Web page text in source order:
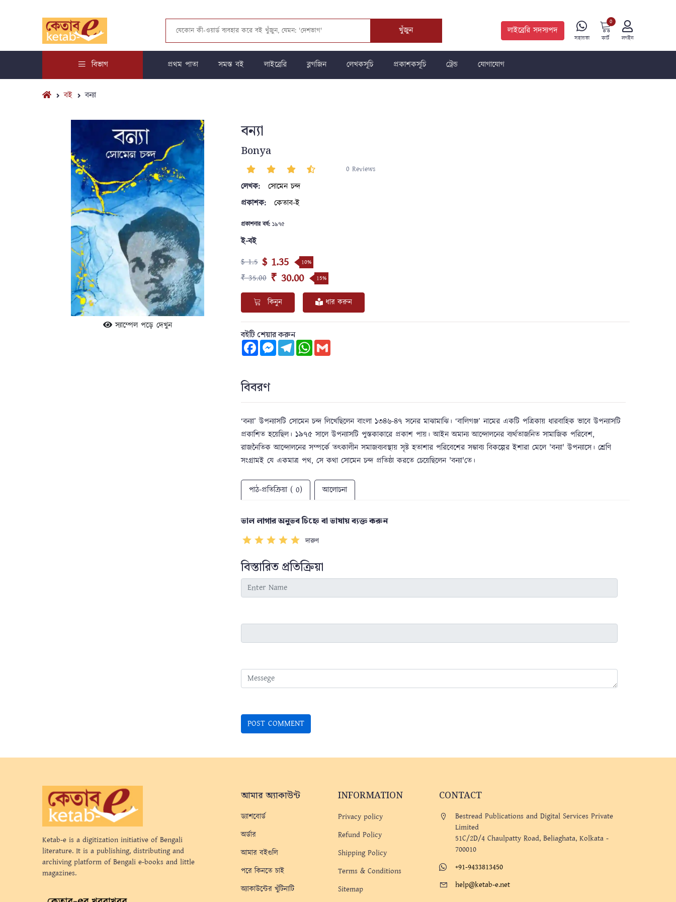
খুঁজুন লাইব্রেরি সদস্যপদ
সহায়তা কার্ট
0
লগইন
বিভাগ প্রথম পাতা সমস্ত বই লাইব্রেরি ব্লগজিন লেখকসূচি প্রকাশকসূচি ট্রেন্ড যোগাযোগ
বই বন্যা
স্যাম্পেল পড়ে দেখুন
বন্যা
Bonya
0 Reviews
লেখক:
সোমেন চন্দ
প্রকাশক:
কেতাব-ই
প্রকাশনার বর্ষ:১৯৭৫
ই-বই
$ 1.5 $ 1.35 10%
₹ 35.00 ₹ 30.00 15%
কিনুন ধার করুন
বইটি শেয়ার করুন
FacebookMessenger
TelegramWhatsApp
Gmail
বিবরণ
‘বন্যা’ উপন্যাসটি সোমেন চন্দ লিখেছিলেন বাংলা ১৩৪৬-৪৭ সনের মাঝামাঝি। ‘বালিগঞ্জ’ নামের একটি পত্রিকায় ধারবাহিক ভাবে উপন্যাসটি
প্রকাশিত হয়েছিল। ১৯৭৫ সালে উপন্যাসটি পুস্তকাকারে প্রকাশ পায়। আইন অমান্য আন্দোলনের ব্যর্থতাজনিত সামাজিক পরিবেশ,
রাজনৈতিক আন্দোলনের সম্পর্কে তৎকালীন সমাজব্যবস্থায় সৃষ্ট হতাশার পরিবেশের সম্ভাব্য বিকল্পের ইশারা মেলে 'বন্যা' উপন্যাসে। শ্রেণি
সংগ্রামই যে একমাত্র পথ, সে কথা সোমেন চন্দ প্রতিষ্ঠা করতে চেয়েছিলেন 'বন্যা'তে।
পাঠ-প্রতিক্রিয়া ( 0) আলোচনা
ভাল লাগার অনুভব চিহ্নে বা ভাষায় ব্যক্ত করুন
দারুণ
বিস্তারিত প্রতিক্রিয়া
Ketab-e is a digitization initiative of Bengali
literature. It is a publishing, distributing and
archiving platform of Bengali e-books and little
magazines.
আমার অ্যাকাউন্ট
ড্যাশবোর্ড
অর্ডার
আমার বইগুলি
পরে কিনতে চাই
অ্যাকাউন্টের খুঁটিনাটি
INFORMATION
Privacy policy
Refund Policy
Shipping Policy
Terms & Conditions
Sitemap
CONTACT
Bestread Publications and Digital Services Private
Limited
51C/2D/4 Chaulpatty Road, Beliaghata, Kolkata -
700010
+91-9433813450
help@ketab-e.net